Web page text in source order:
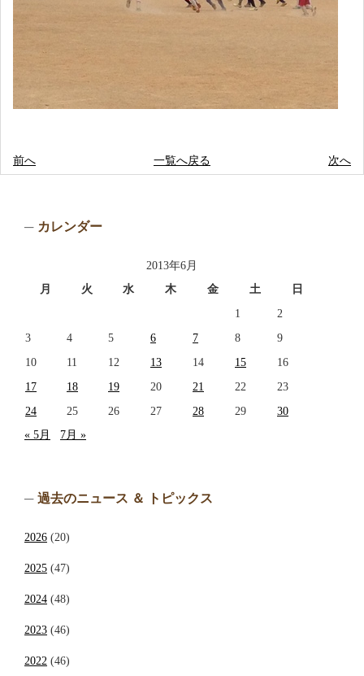
前へ 一覧へ戻る 次へ
カレンダー
2013年6月
月
火 水 木 金 土
日
1
2
3
4 5 6 7 8
9
10
11 12 13 14 15
16
17
18 19 20 21 22
23
24
25 26 27 28 29
30
« 5月
7月 »
過去のニュース ＆ トピックス
2026 (20)
2025 (47)
2024 (48)
2023 (46)
2022 (46)